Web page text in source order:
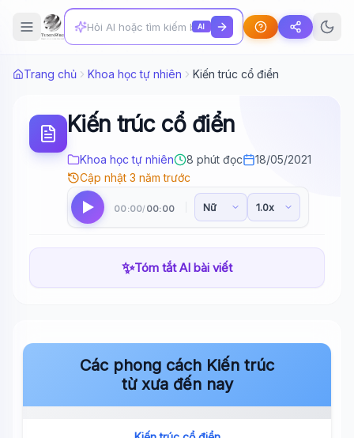
AI
Trang chủ Khoa học tự nhiên Kiến trúc cổ điển
Kiến trúc cổ điển
Khoa học tự nhiên 8 phút đọc
18/05/2021
Cập nhật 3 năm trước
00:00/ 00:00
✨Tóm tắt AI bài viết
Các phong cách Kiến trúc
từ xưa đến nay